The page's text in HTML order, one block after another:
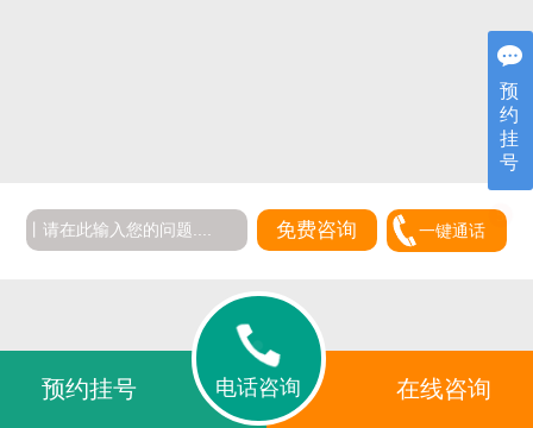
免费咨询 一键通话
预约挂号 电话咨询 在线咨询
预
约
挂
号